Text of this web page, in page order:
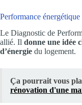
Performance
Le Diagnostic de
allié. Il donne une idée
d’énergie du logement.
Ça pourrait vous
rénovation d'une